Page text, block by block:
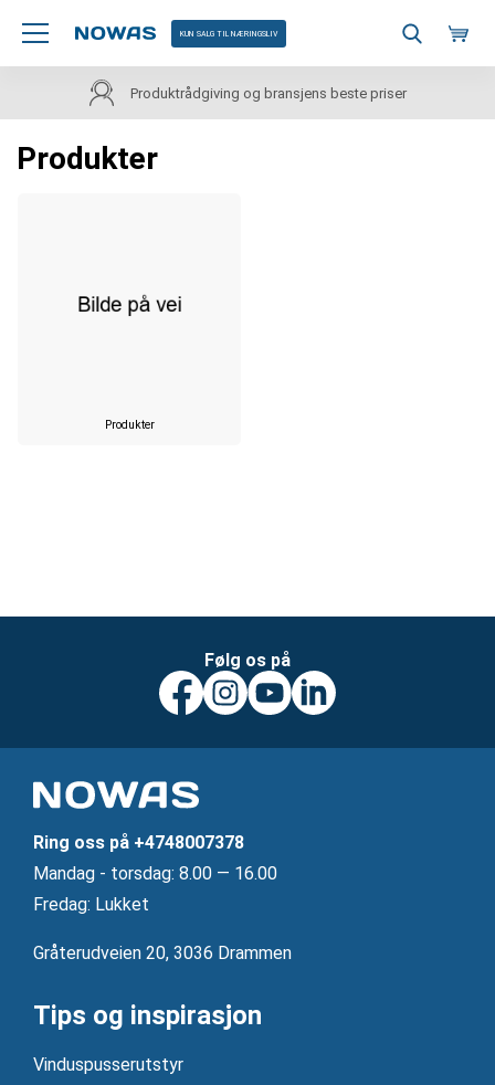
KUN SALG TIL NÆRINGSLIV
Produktrådgiving og bransjens beste priser
Produkter
Produkter
Følg os på
Ring oss på +4748007378
Mandag ‐ torsdag: 8.00 — 16.00
Fredag: Lukket
Gråterudveien 20, 3036 Drammen
Tips og inspirasjon
Vinduspusserutstyr